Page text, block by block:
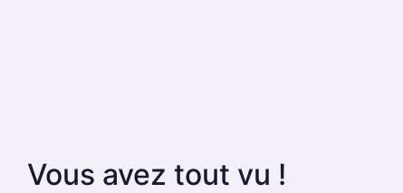
Vous avez tout vu !